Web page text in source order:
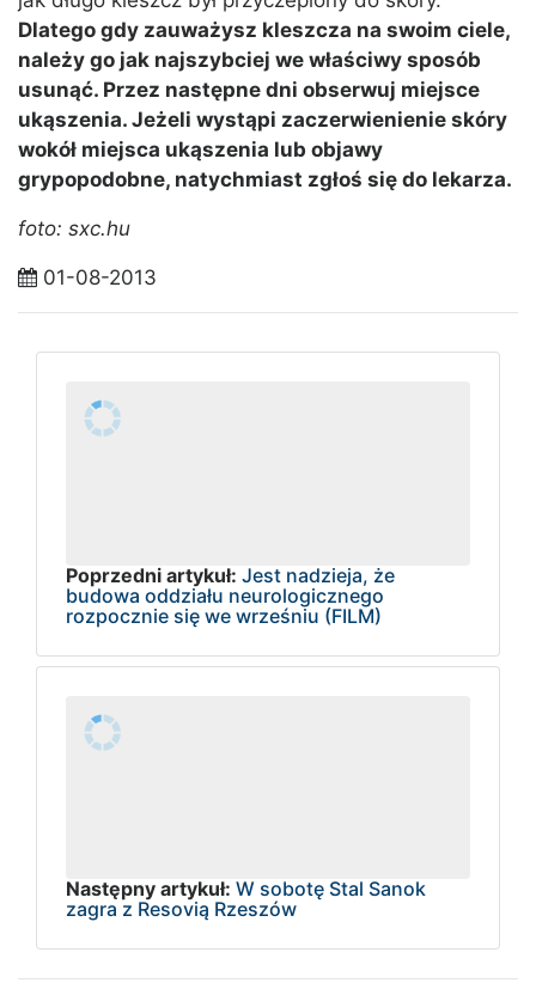
Dlatego gdy zauważysz kleszcza na swoim ciele,
należy go jak najszybciej we właściwy sposób
usunąć. Przez następne dni obserwuj miejsce
ukąszenia. Jeżeli wystąpi zaczerwienienie skóry
wokół miejsca ukąszenia lub objawy
grypopodobne, natychmiast zgłoś się do lekarza.
foto: sxc.hu
01-08-2013
Poprzedni artykuł: Jest nadzieja, że
budowa oddziału neurologicznego
rozpocznie się we wrześniu (FILM)
Następny artykuł: W sobotę Stal Sanok
zagra z Resovią Rzeszów